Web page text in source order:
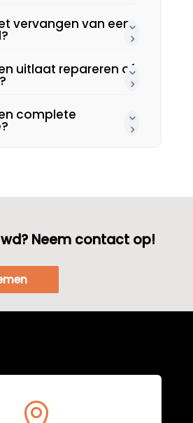
vervangen van een
uitlaat repareren of
complete
Neem contact op!